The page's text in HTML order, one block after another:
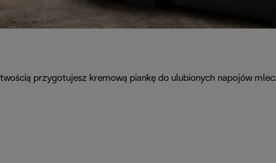
przygotujesz kremową piankę do ulubionych napojów